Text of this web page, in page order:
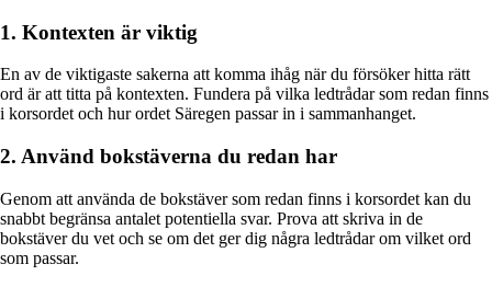
1. Kontexten är viktig
En av de viktigaste sakerna att komma ihåg när du försöker hitta rätt
ord är att titta på kontexten. Fundera på vilka ledtrådar som redan finns
i korsordet och hur ordet Säregen passar in i sammanhanget.
2. Använd bokstäverna du redan har
Genom att använda de bokstäver som redan finns i korsordet kan du
snabbt begränsa antalet potentiella svar. Prova att skriva in de
bokstäver du vet och se om det ger dig några ledtrådar om vilket ord
som passar.